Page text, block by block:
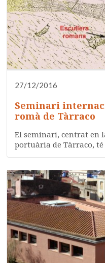
27/12/2016
Seminari
romà de Tàrraco
El seminari, centrat en
portuària de Tàrraco, té